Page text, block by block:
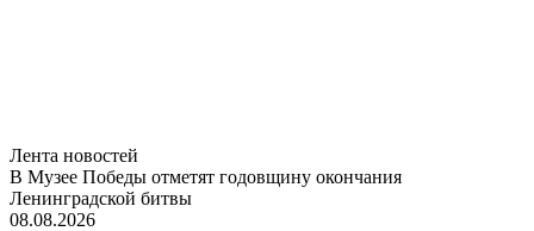
Лента новостей
В Музее Победы отметят годовщину окончания
Ленинградской битвы
08.08.2026